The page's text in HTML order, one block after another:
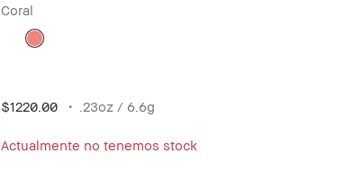
Coral
$1220.00 .23oz / 6.6g
Actualmente no tenemos stock